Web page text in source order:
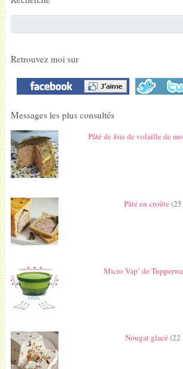
Retrouvez moi sur
Messages les plus consultés
Pâté de foie de volaille de
Pâté en croûte
Micro Vap’ de
Nougat glacé(22